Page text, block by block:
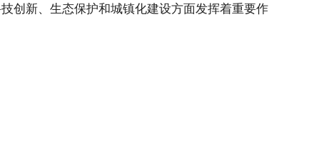
创新、生态保护和城镇化建设方面发挥着重要作